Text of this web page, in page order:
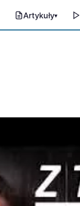
Artykuły▾